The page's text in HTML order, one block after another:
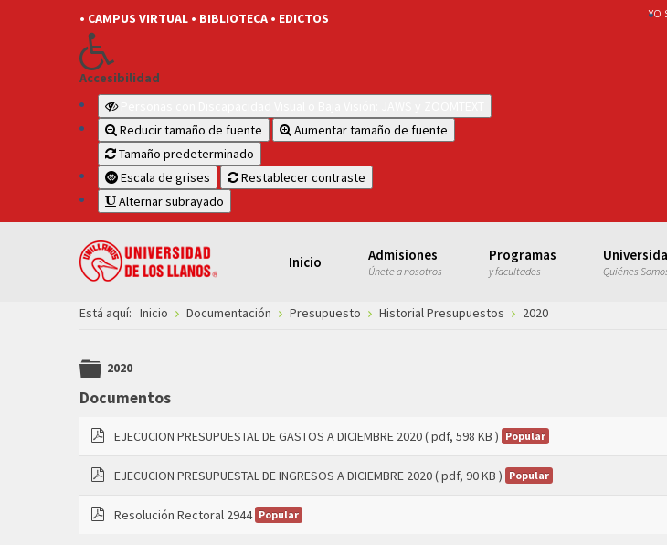
• CAMPUS VIRTUAL • BIBLIOTECA • EDICTOS
Accesibilidad
Reducir tamaño de fuente
Aumentar tamaño de fuente
Tamaño predeterminado
Escala de grises
Restablecer contraste
Alternar subrayado
YO
Inicio Admisiones
Únete a nosotros
Programas
y facultades Quiénes
Está aquí: Inicio Documentación Presupuesto Historial Presupuestos 2020
folder
2020
Documentos
EJECUCION PRESUPUESTAL DE GASTOS A DICIEMBRE 2020( pdf, 598 KB ) Popular
EJECUCION PRESUPUESTAL DE INGRESOS A DICIEMBRE 2020( pdf, 90 KB ) Popular
Resolución Rectoral 2944 Popular